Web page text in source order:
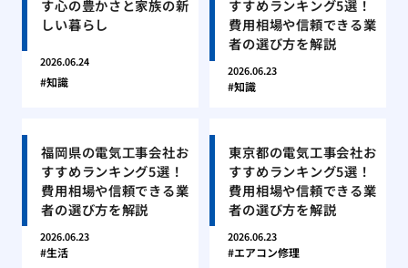
す心の豊かさと家族の新
しい暮らし
2026.06.24
知識
すすめランキング5選！
費用相場や信頼できる業
者の選び方を解説
2026.06.23
知識
福岡県の電気工事会社お
すすめランキング5選！
費用相場や信頼できる業
者の選び方を解説
2026.06.23
生活
東京都の電気工事会社お
すすめランキング5選！
費用相場や信頼できる業
者の選び方を解説
2026.06.23
エアコン修理